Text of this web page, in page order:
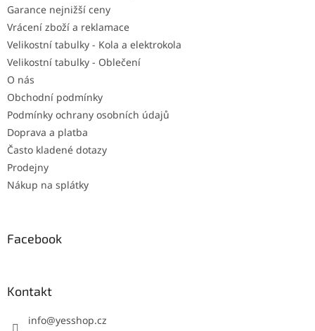
Garance nejnižší ceny
Vrácení zboží a reklamace
Velikostní tabulky - Kola a elektrokola
Velikostní tabulky - Oblečení
O nás
Obchodní podmínky
Podmínky ochrany osobních údajů
Doprava a platba
Často kladené dotazy
Prodejny
Nákup na splátky
Facebook
Kontakt
info@yesshop.cz